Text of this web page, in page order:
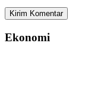
Ekonomi